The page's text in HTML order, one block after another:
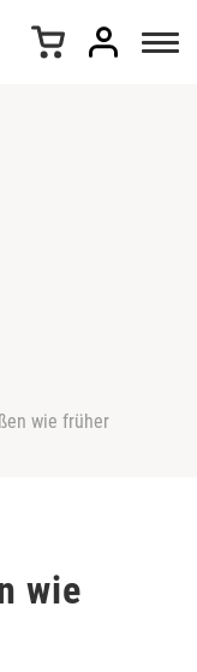
wie früher
wie